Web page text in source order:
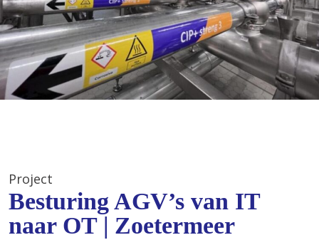
Project
Besturing AGV’s van IT
naar OT | Zoetermeer